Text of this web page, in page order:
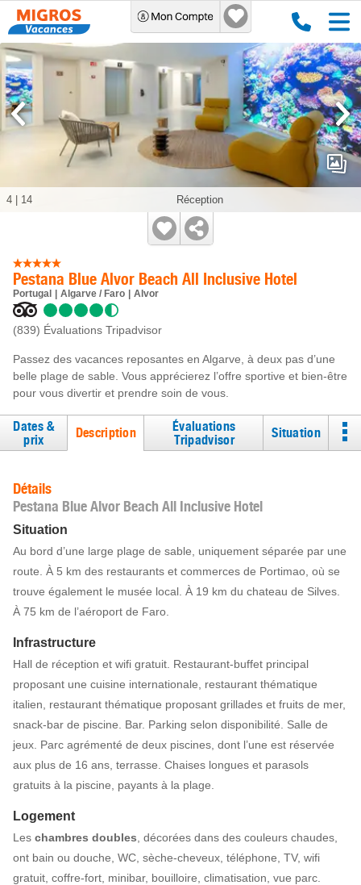
Pestana Blue Alvor Beach All Inclusive Hotel
Portugal Algarve / Faro Alvor
(839) Évaluations Tripadvisor
Passez des vacances reposantes en Algarve, à deux pas d’une
belle plage de sable. Vous apprécierez l’offre sportive et bien-être
pour vous divertir et prendre soin de vous.
Réception
4 14
Dates &
prix
Description
Évaluations
Tripadvisor
Situation
Détails
Pestana Blue Alvor Beach All Inclusive Hotel
Situation
Au bord d’une large plage de sable, uniquement séparée par une
route. À 5 km des restaurants et commerces de Portimao, où se
trouve également le musée local. À 19 km du chateau de Silves.
À 75 km de l’aéroport de Faro.
Infrastructure
Hall de réception et wifi gratuit. Restaurant-buffet principal
proposant une cuisine internationale, restaurant thématique
italien, restaurant thématique proposant grillades et fruits de mer,
snack-bar de piscine. Bar. Parking selon disponibilité. Salle de
jeux. Parc agrémenté de deux piscines, dont l’une est réservée
aux plus de 16 ans, terrasse. Chaises longues et parasols
gratuits à la piscine, payants à la plage.
Logement
Les chambres doubles , décorées dans des couleurs chaudes,
ont bain ou douche, WC, sèche-cheveux, téléphone, TV, wifi
gratuit, coffre-fort, minibar, bouilloire, climatisation, vue parc.